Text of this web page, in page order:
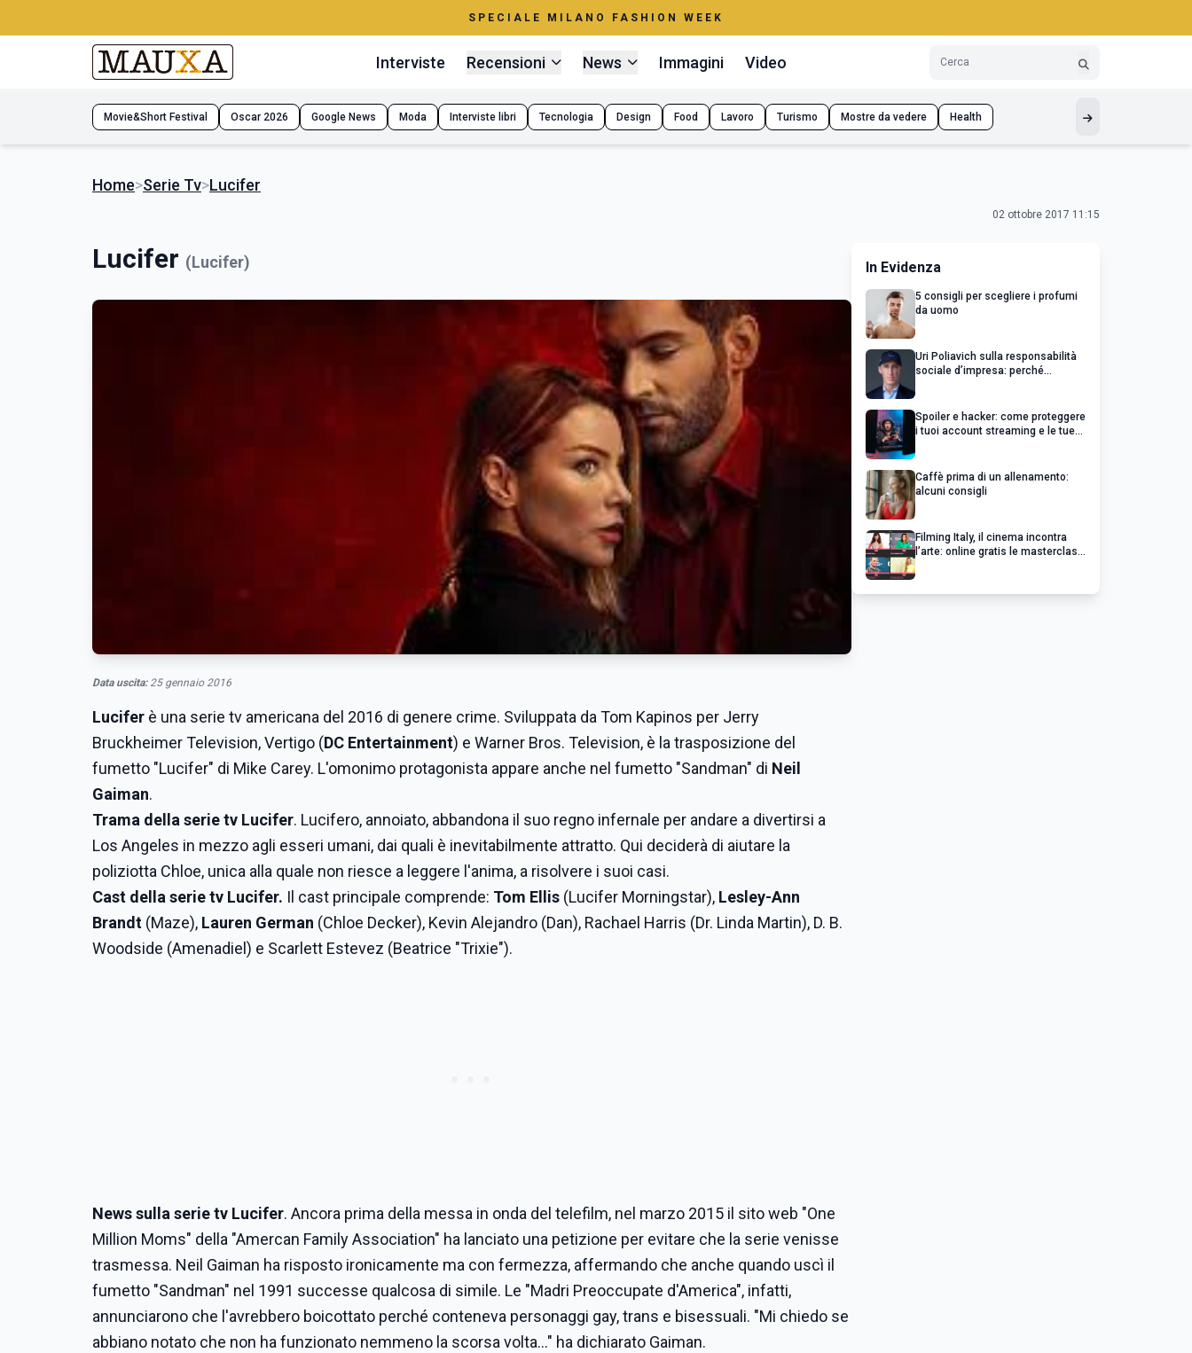
SPECIALE MILANO FASHION WEEK
Interviste Recensioni News Immagini Video
Movie&Short Festival Oscar 2026 Google News Moda Interviste libri Tecnologia Design Food Lavoro Turismo Mostre da vedere Health
Home>Serie Tv>Lucifer
02 ottobre 2017 11:15
Lucifer (Lucifer)
Data uscita:25 gennaio 2016
Lucifer è una serie tv americana del 2016 di genere crime. Sviluppata da Tom Kapinos per Jerry
Bruckheimer Television, Vertigo (DC Entertainment) e Warner Bros. Television, è la trasposizione del
fumetto "Lucifer" di Mike Carey. L'omonimo protagonista appare anche nel fumetto "Sandman" di Neil
Gaiman.
Trama della serie tv Lucifer. Lucifero, annoiato, abbandona il suo regno infernale per andare a divertirsi a
Los Angeles in mezzo agli esseri umani, dai quali è inevitabilmente attratto. Qui deciderà di aiutare la
poliziotta Chloe, unica alla quale non riesce a leggere l'anima, a risolvere i suoi casi.
Cast della serie tv Lucifer. Il cast principale comprende: Tom Ellis (Lucifer Morningstar), Lesley-Ann
Brandt (Maze), Lauren German (Chloe Decker), Kevin Alejandro (Dan), Rachael Harris (Dr. Linda Martin), D. B.
Woodside (Amenadiel) e Scarlett Estevez (Beatrice "Trixie").
News sulla serie tv Lucifer. Ancora prima della messa in onda del telefilm, nel marzo 2015 il sito web "One
Million Moms" della "Amercan Family Association" ha lanciato una petizione per evitare che la serie venisse
trasmessa. Neil Gaiman ha risposto ironicamente ma con fermezza, affermando che anche quando uscì il
fumetto "Sandman" nel 1991 successe qualcosa di simile. Le "Madri Preoccupate d'America", infatti,
annunciarono che l'avrebbero boicottato perché conteneva personaggi gay, trans e bisessuali. "Mi chiedo se
abbiano notato che non ha funzionato nemmeno la scorsa volta..." ha dichiarato Gaiman.
In Evidenza
5 consigli per scegliere i profumi
da uomo
Uri Poliavich sulla responsabilità
sociale d’impresa: perché
Spoiler e hacker: come proteggere
i tuoi account streaming e le tue
Caffè prima di un allenamento:
alcuni consigli
Filming Italy, il cinema incontra
l’arte: online gratis le masterclass